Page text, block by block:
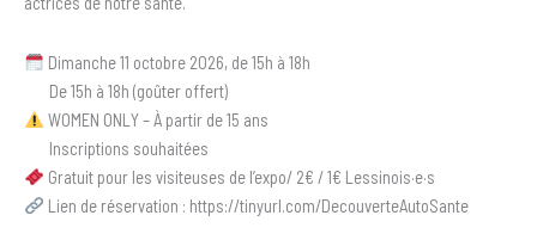
Dimanche 11 octobre 2026, de 15h à 18h
De 15h à 18h (goûter offert)
WOMEN ONLY – À partir de 15 ans
Inscriptions souhaitées
Gratuit pour les visiteuses de l’expo/ 2€ / 1€ Lessinois·e·s
Lien de réservation : https://tinyurl.com/DecouverteAutoSante